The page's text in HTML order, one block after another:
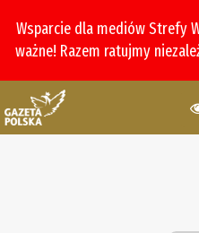
Wsparcie dla mediów Strefy
ważne! Razem ratujmy